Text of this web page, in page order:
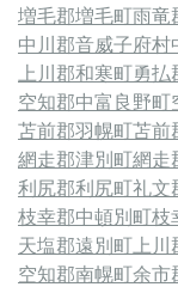
増毛郡増毛町雨竜
中川郡音威子府村
上川郡和寒町勇払
空知郡中富良野町
苫前郡羽幌町苫前
網走郡津別町網走
利尻郡利尻町礼文
枝幸郡中頓別町枝
天塩郡遠別町 上
空知郡南幌町余市